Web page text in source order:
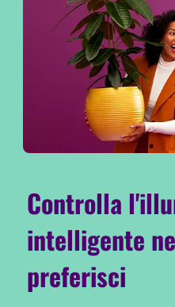
Controlla
intelligente
preferisci